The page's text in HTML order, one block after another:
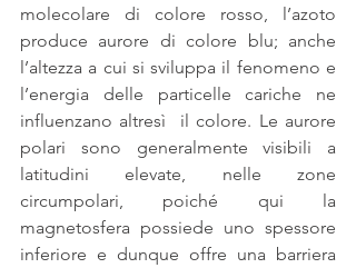
molecolare di colore rosso, l’azoto
produce aurore di colore blu; anche
l’altezza a cui si sviluppa il fenomeno e
l’energia delle particelle cariche ne
influenzano altresì  il colore. Le aurore
polari sono generalmente visibili a
latitudini elevate, nelle zone
circumpolari, poiché qui la
magnetosfera possiede uno spessore
inferiore e dunque offre una barriera